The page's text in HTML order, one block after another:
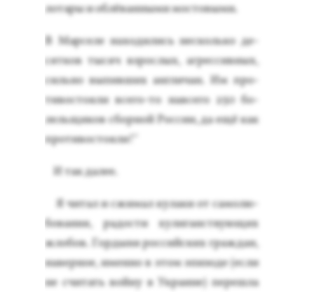
ло­тары и об­лё­ван­ны­ми мос­то­выми.
В Мар­се­ле на­ходи­лись нес­коль­ко де­
сят­ков ты­сяч взрос­лых, аг­рессив­ных,
силь­но вы­пив­ших ан­гли­чан. Им про­
тивос­то­яли все­го-то нав­се­го 250 бо­
лель­щи­ков сбор­ной Рос­сии, да ещё как
про­тивос­то­яли!"
И так да­лее.
Я чи­тал и сжи­мал ку­лаки от са­молю­
бова­ния, ра­дос­ти ху­лиганс­тву­ющих
жло­бов. Гор­ды­ня рос­сий­ских граж­дан,
на­вер­ное, имен­но в этом эпи­зоде (ес­ли
не счи­тать вой­ну в Ук­ра­ине) пе­реш­ла